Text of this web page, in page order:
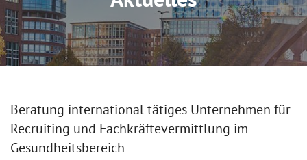
Beratung international tätiges Unternehmen für
Recruiting und Fachkräftevermittlung im
Gesundheitsbereich